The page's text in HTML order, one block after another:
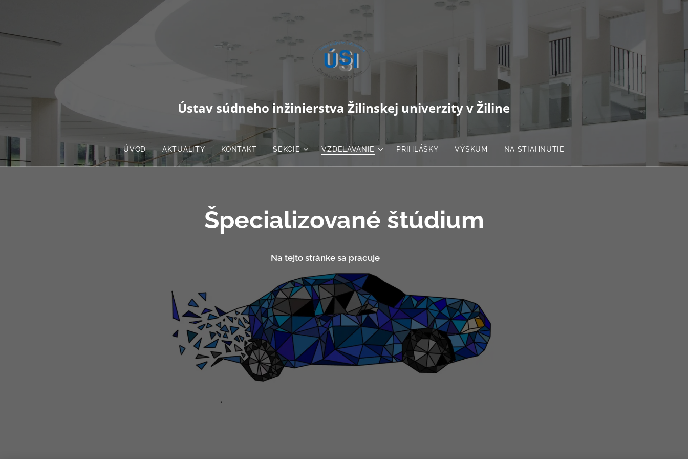
Ústav súdneho inžinierstva Žilinskej univerzity v Žiline
ÚVOD AKTUALITY KONTAKT SEKCIE VZDELÁVANIE PRIHLÁŠKY VÝSKUM NA STIAHNUTIE
Špecializované štúdium
Na tejto stránke sa pracuje